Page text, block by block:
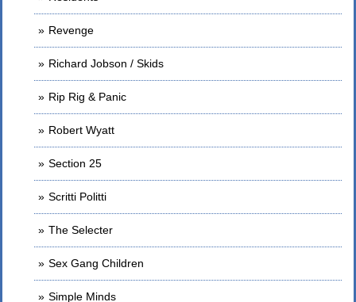
Revenge
Richard Jobson / Skids
Rip Rig & Panic
Robert Wyatt
Section 25
Scritti Politti
The Selecter
Sex Gang Children
Simple Minds